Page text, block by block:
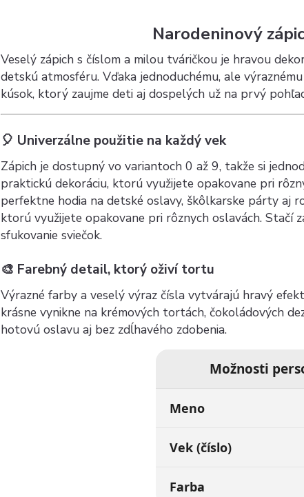
Narodeninový
Veselý zápich s číslom a milou tváričkou je hravou
detskú atmosféru. Vďaka jednoduchému, ale
kúsok, ktorý zaujme deti aj dospelých už na prvý
🎈 Univerzálne použitie na každý vek
Zápich je dostupný vo variantoch 0 až 9, takže si
praktickú dekoráciu, ktorú využijete opakovane pri
perfektne hodia na detské oslavy, škôlkarske párty aj
ktorú využijete opakovane pri rôznych oslavách.
sfukovanie sviečok.
🎨 Farebný detail, ktorý oživí tortu
Výrazné farby a veselý výraz čísla vytvárajú hravý
krásne vynikne na krémových tortách, čokoládových
hotovú oslavu aj bez zdĺhavého zdobenia.
Možnosti
Meno
Vek (číslo)
Farba